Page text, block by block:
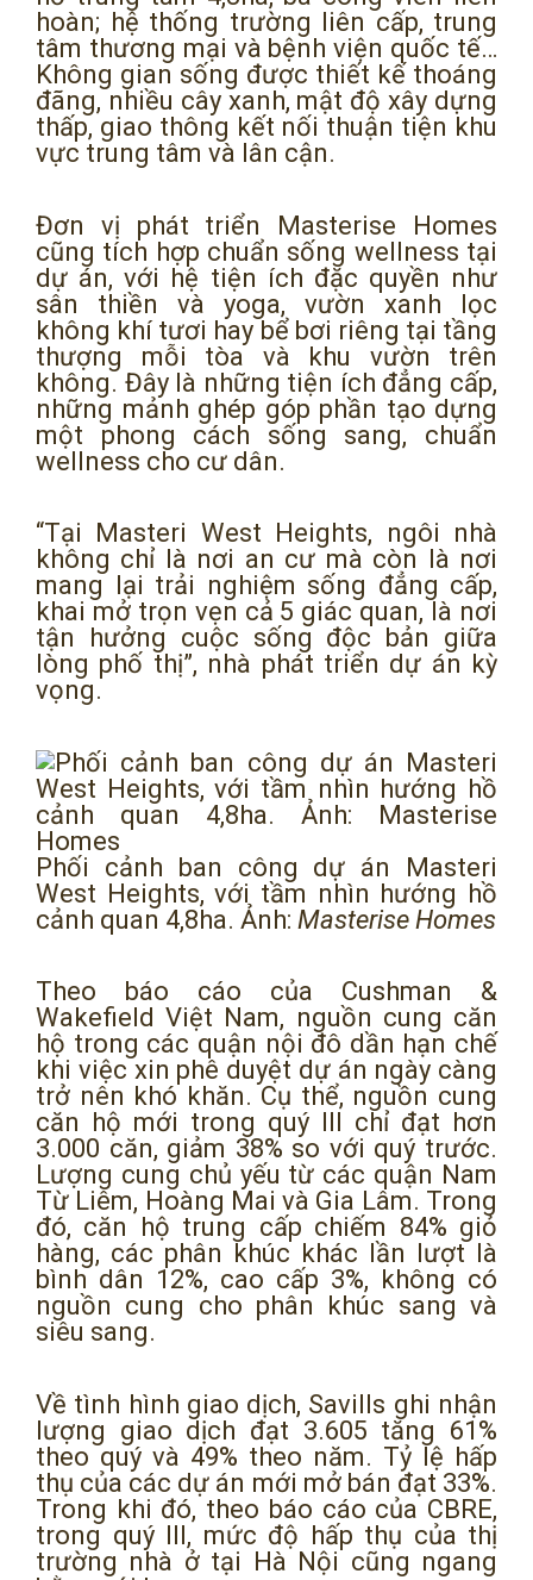
hoàn; hệ thống trường liên cấp, trung
tâm thương mại và bệnh viện quốc tế…
Không gian sống được thiết kế thoáng
đãng, nhiều cây xanh, mật độ xây dựng
thấp, giao thông kết nối thuận tiện khu
vực trung tâm và lân cận.
Đơn vị phát triển Masterise Homes
cũng tích hợp chuẩn sống wellness tại
dự án, với hệ tiện ích đặc quyền như
sân thiền và yoga, vườn xanh lọc
không khí tươi hay bể bơi riêng tại tầng
thượng mỗi tòa và khu vườn trên
không. Đây là những tiện ích đẳng cấp,
những mảnh ghép góp phần tạo dựng
một phong cách sống sang, chuẩn
wellness cho cư dân.
“Tại Masteri West Heights, ngôi nhà
không chỉ là nơi an cư mà còn là nơi
mang lại trải nghiệm sống đẳng cấp,
khai mở trọn vẹn cả 5 giác quan, là nơi
tận hưởng cuộc sống độc bản giữa
lòng phố thị”, nhà phát triển dự án kỳ
vọng.
Phối cảnh ban công dự án Masteri
West Heights, với tầm nhìn hướng hồ
cảnh quan 4,8ha. Ảnh: Masterise Homes
Theo báo cáo của Cushman &
Wakefield Việt Nam, nguồn cung căn
hộ trong các quận nội đô dần hạn chế
khi việc xin phê duyệt dự án ngày càng
trở nên khó khăn. Cụ thể, nguồn cung
căn hộ mới trong quý III chỉ đạt hơn
3.000 căn, giảm 38% so với quý trước.
Lượng cung chủ yếu từ các quận Nam
Từ Liêm, Hoàng Mai và Gia Lâm. Trong
đó, căn hộ trung cấp chiếm 84% giỏ
hàng, các phân khúc khác lần lượt là
bình dân 12%, cao cấp 3%, không có
nguồn cung cho phân khúc sang và
siêu sang.
Về tình hình giao dịch, Savills ghi nhận
lượng giao dịch đạt 3.605 tăng 61%
theo quý và 49% theo năm. Tỷ lệ hấp
thụ của các dự án mới mở bán đạt 33%.
Trong khi đó, theo báo cáo của CBRE,
trong quý III, mức độ hấp thụ của thị
trường nhà ở tại Hà Nội cũng ngang